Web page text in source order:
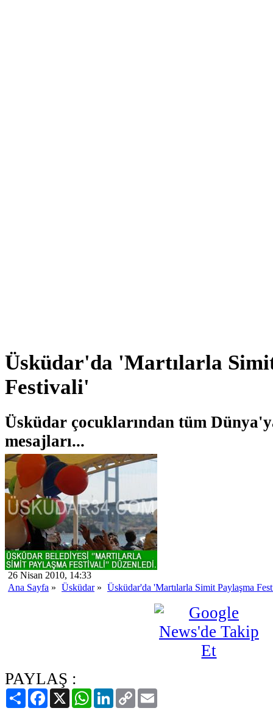
Üsküdar'da 'Martılarla
Festivali'
Üsküdar çocuklarından tüm
mesajları...
26 Nisan 2010, 14:33
Ana Sayfa » Üsküdar» Üsküdar'da 'Martılarla Simit Paylaşma
PAYLAŞ :
PaylaşFacebook
X WhatsAppLinkedIn
Copy
Link